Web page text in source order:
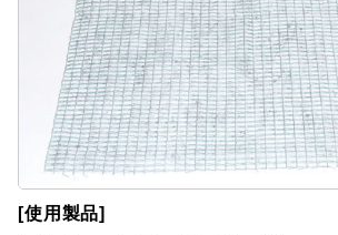
[使用製品]